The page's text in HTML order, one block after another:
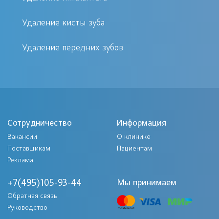
Процедура открытого синуслифта
Атрофия костной ткани
вследствие длительного
отсутствия зубов
Подготовка к сложной
имплантации
Как проходит процедура
Удаление кисты зуба
Удаление передних зубов
Сотрудничество
Вакансии
Поставщикам
Реклама
Информация
О клинике
Пациентам
+7(495)105-93-44
Обратная связь
Руководство
Мы принимаем